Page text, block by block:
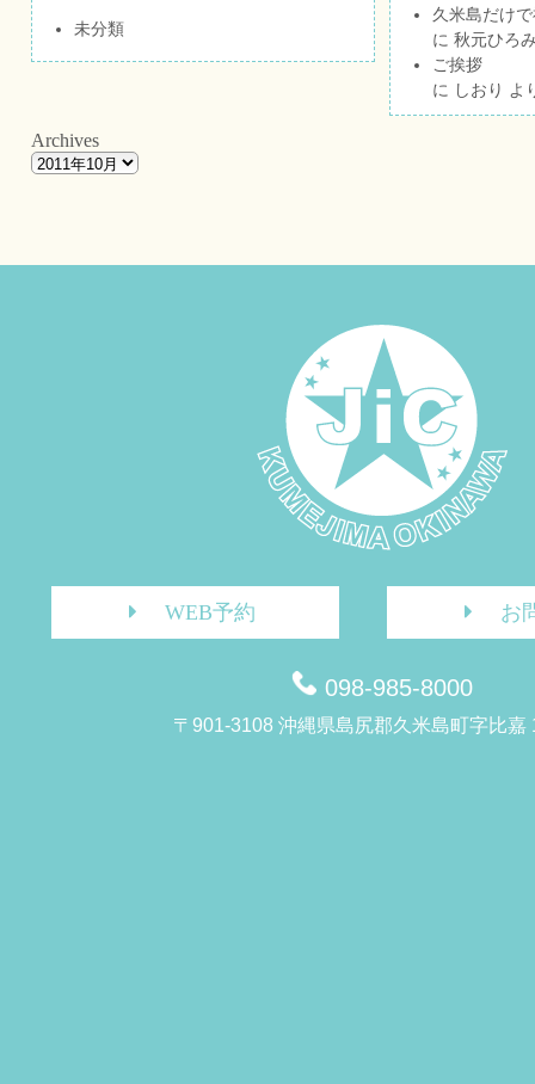
未分類
久米島だけ
に 秋元ひろ
ご挨拶
に しおり よ
Archives
WEB予約 お
098-985-8000
〒901-3108 沖縄県島尻郡久米島町字比嘉